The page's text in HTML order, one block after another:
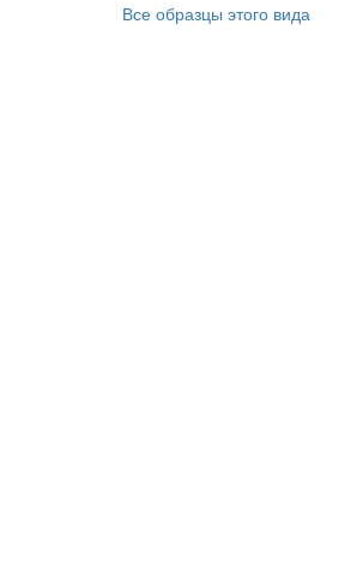
Все образцы этого вида